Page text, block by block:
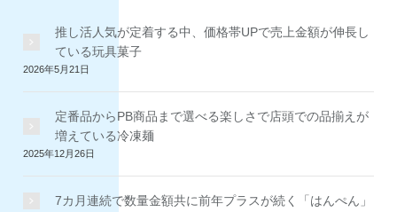
推し活人気が定着する中、価格帯UPで売上金額が伸長し
ている玩具菓子
2026年5月21日
定番品からPB商品まで選べる楽しさで店頭での品揃えが
増えている冷凍麺
2025年12月26日
7カ月連続で数量金額共に前年プラスが続く「はんぺん」